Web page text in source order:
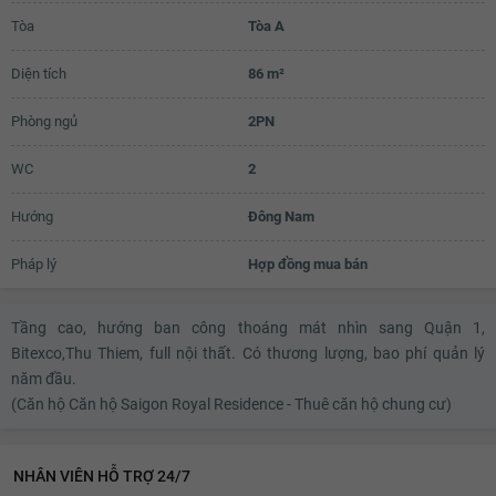
27.5 triệu
27.6 triệu
28 triệu
28.1 triệu
28.2 triệu
28.3 triệu
Tòa Tòa A
Diện tích 86 m²
Phòng ngủ 2PN
WC 2
Hướng Đông Nam
Pháp lý Hợp đồng mua bán
Tầng cao, hướng ban công thoáng mát nhìn sang Quận 1,
Bitexco,Thu Thiem, full nội thất. Có thương lượng, bao phí quản lý
năm đầu.
(Căn hộ Căn hộ Saigon Royal Residence - Thuê căn hộ chung cư)
NHÂN VIÊN HỖ TRỢ 24/7